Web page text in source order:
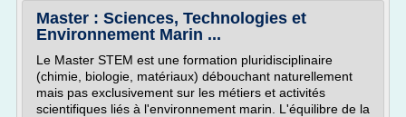
Master : Sciences, Technologies et
Environnement Marin ...
Le Master STEM est une formation pluridisciplinaire
(chimie, biologie, matériaux) débouchant naturellement
mais pas exclusivement sur les métiers et activités
scientifiques liés à l'environnement marin. L'équilibre de la